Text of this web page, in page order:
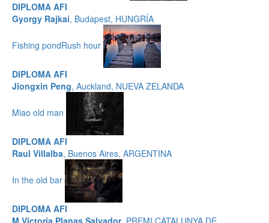
DIPLOMA AFI
Gyorgy Rajkai, Budapest, HUNGRÍA
Fishing pondRush hour
DIPLOMA AFI
Jiongxin Peng, Auckland, NUEVA ZELANDA
Miao old man
DIPLOMA AFI
Raul Villalba, Buenos Aires, ARGENTINA
In the old bar
DIPLOMA AFI
M Victoria Planas Salvador, PREMI CATALUNYA DE